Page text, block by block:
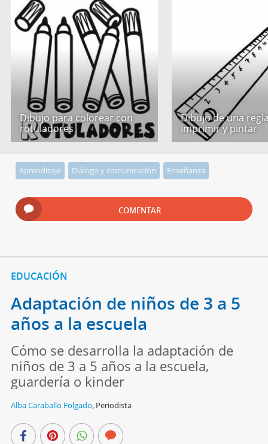
Dibujo para colorear con
rotuladores
Dibujo de una
imprimir y pintar
Aprendizaje Diálogo y comunicación Enseñanza
COMENTAR
EDUCACIÓN
Adaptación de niños de 3 a 5
años a la escuela
Cómo se desarrolla la adaptación de
niños de 3 a 5 años a la escuela,
guardería o kinder
Alba Caraballo Folgado, Periodista